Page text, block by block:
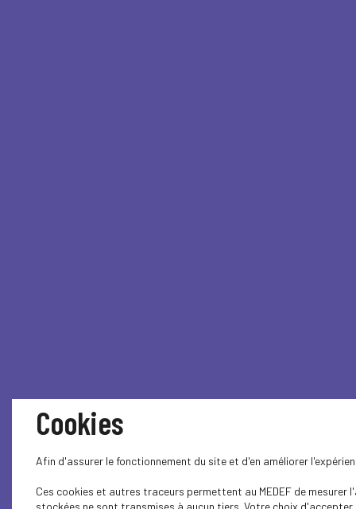
Cookies
Afin d'assurer le fonctionnement du site et d'en améliorer
Ces cookies et autres traceurs permettent au MEDEF de
stockées ne sont transmises à aucun tiers. Votre choix